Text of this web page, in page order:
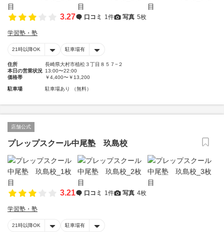
3.27 口コミ 1件 写真 5枚
学習塾・塾
21時以降OK 駐車場有
住所
長崎県大村市植松３丁目８５７−２
本日の営業状況 13:00〜22:00
価格帯
￥4,400〜￥13,200
駐車場 駐車場あり （無料）
店舗公式
プレップスクール中尾塾 玖島校
3.21 口コミ 1件 写真 4枚
学習塾・塾
21時以降OK 駐車場有